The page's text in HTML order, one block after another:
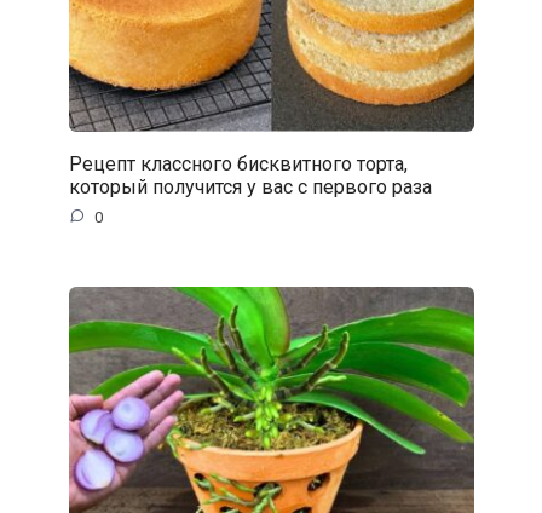
Рецепт классного бисквитного торта,
который получится у вас с первого раза
0